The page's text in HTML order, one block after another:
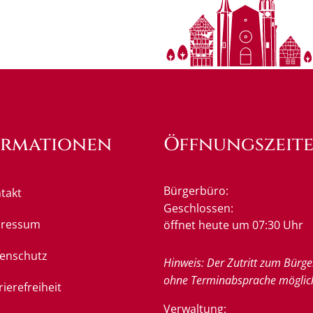
Bürgerbüro:
Klicken, um weitere
Geschlossen:
öffnet heute um 07:30 Uhr
Hinweis: Der Zutritt zum
ohne Terminabsprache
Verwaltung: